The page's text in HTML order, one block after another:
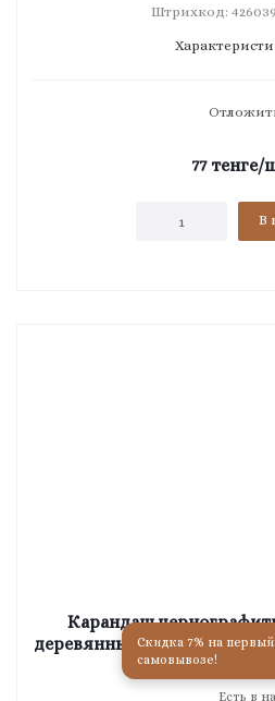
Штрихкод:
77тенге/
В
Карандаш
деревянный с ластиком
BP01308
Есть в
Скидка 7% на первый
самовывозе!